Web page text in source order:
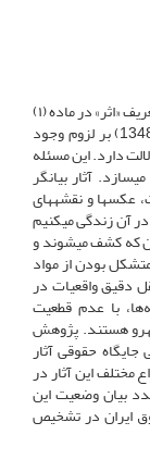
کاربرد کلمات «مصنف»، «پدید­آورنده» و «ایجاد» ذیل تعریف «اثر» در ماده­ (۱)
قانون حمایت حقوق مؤلفان و مصنّفان و هنرمندان (1348) بر لزوم وجود
دارد. این مسئله
آثار بیان­گر
عکس­ها و نقشه­های
در آن زندگی می­کنیم
که کشف می­شوند و
بودن از مواد
دقیق واقعیات در
با عدم قطعیت
هستند. پژوهش
حقوقی آثار
مختلف این آثار در
بیان وضعیت این
ایران در تشخیص